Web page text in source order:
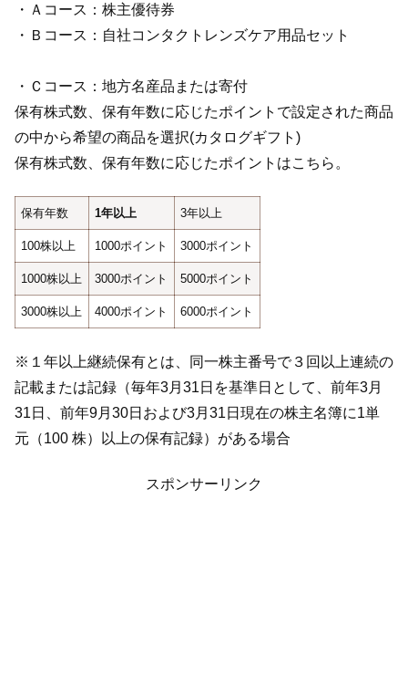
・Ａコース：株主優待券
・Ｂコース：自社コンタクトレンズケア用品セット
・Ｃコース：地方名産品または寄付
保有株式数、保有年数に応じたポイントで設定された商品
の中から希望の商品を選択(カタログギフト)
保有株式数、保有年数に応じたポイントはこちら。
保有年数 1年以上 3年以上
100株以上 1000ポイント 3000ポイント
1000株以上 3000ポイント 5000ポイント
3000株以上 4000ポイント 6000ポイント
※１年以上継続保有とは、同一株主番号で３回以上連続の
記載または記録（毎年3月31日を基準日として、前年3月
31日、前年9月30日および3月31日現在の株主名簿に1単
元（100 株）以上の保有記録）がある場合
スポンサーリンク